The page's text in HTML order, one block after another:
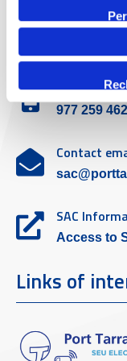
Customer
Contact
977 259 462
Contact
SAC
Access to
Links of